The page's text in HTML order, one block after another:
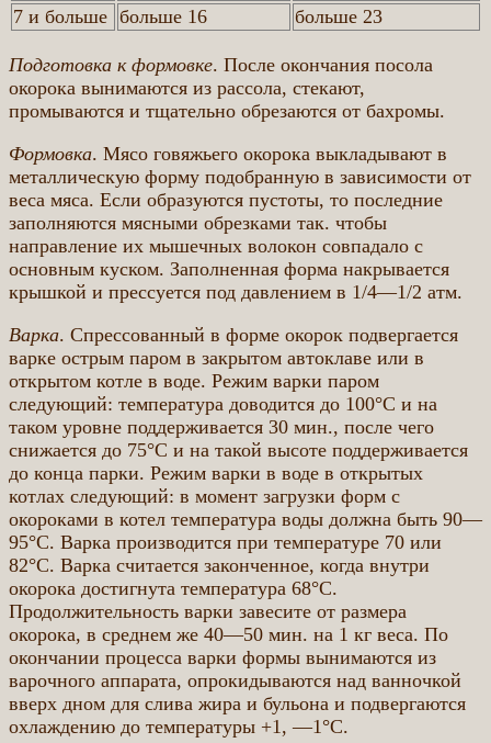
7 и больше больше 16 больше 23
Подготовка к формовке. После окончания посола
окорока вынимаются из рассола, стекают,
промываются и тщательно обрезаются от бахромы.
Формовка. Мясо говяжьего окорока выкладывают в
металлическую форму подобранную в зависимости от
веса мяса. Если образуются пустоты, то последние
заполняются мясными обрезками так. чтобы
направление их мышечных волокон совпадало с
основным куском. Заполненная форма накрывается
крышкой и прессуется под давлением в 1/4—1/2 атм.
Варка. Спрессованный в форме окорок подвергается
варке острым паром в закрытом автоклаве или в
открытом котле в воде. Режим варки паром
следующий: температура доводится до 100°С и на
таком уровне поддерживается 30 мин., после чего
снижается до 75°С и на такой высоте поддерживается
до конца парки. Режим варки в воде в открытых
котлах следующий: в момент загрузки форм с
окороками в котел температура воды должна быть 90—
95°С. Варка производится при температуре 70 или
82°С. Варка считается законченное, когда внутри
окорока достигнута температура 68°С.
Продолжительность варки завесите от размера
окорока, в среднем же 40—50 мин. на 1 кг веса. По
окончании процесса варки формы вынимаются из
варочного аппарата, опрокидываются над ванночкой
вверх дном для слива жира и бульона и подвергаются
охлаждению до температуры +1, —1°С.